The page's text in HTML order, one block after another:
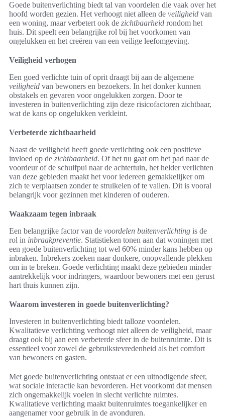
Goede buitenverlichting biedt tal van voordelen die vaak over het
hoofd worden gezien. Het verhoogt niet alleen de veiligheid van
een woning, maar verbetert ook de zichtbaarheid rondom het
huis. Dit speelt een belangrijke rol bij het voorkomen van
ongelukken en het creëren van een veilige leefomgeving.
Veiligheid verhogen
Een goed verlichte tuin of oprit draagt bij aan de algemene
veiligheid van bewoners en bezoekers. In het donker kunnen
obstakels en gevaren voor ongelukken zorgen. Door te
investeren in buitenverlichting zijn deze risicofactoren zichtbaar,
wat de kans op ongelukken verkleint.
Verbeterde zichtbaarheid
Naast de veiligheid heeft goede verlichting ook een positieve
invloed op de zichtbaarheid. Of het nu gaat om het pad naar de
voordeur of de schuifpui naar de achtertuin, het helder verlichten
van deze gebieden maakt het voor iedereen gemakkelijker om
zich te verplaatsen zonder te struikelen of te vallen. Dit is vooral
belangrijk voor gezinnen met kinderen of ouderen.
Waakzaam tegen inbraak
Een belangrijke factor van de voordelen buitenverlichting is de
rol in inbraakpreventie. Statistieken tonen aan dat woningen met
een goede buitenverlichting tot wel 60% minder kans hebben op
inbraken. Inbrekers zoeken naar donkere, onopvallende plekken
om in te breken. Goede verlichting maakt deze gebieden minder
aantrekkelijk voor indringers, waardoor bewoners met een gerust
hart thuis kunnen zijn.
Waarom investeren in goede buitenverlichting?
Investeren in buitenverlichting biedt talloze voordelen.
Kwalitatieve verlichting verhoogt niet alleen de veiligheid, maar
draagt ook bij aan een verbeterde sfeer in de buitenruimte. Dit is
essentieel voor zowel de gebruikstevredenheid als het comfort
van bewoners en gasten.
Met goede buitenverlichting ontstaat er een uitnodigende sfeer,
wat sociale interactie kan bevorderen. Het voorkomt dat mensen
zich ongemakkelijk voelen in slecht verlichte ruimtes.
Kwalitatieve verlichting maakt buitenruimtes toegankelijker en
aangenamer voor gebruik in de avonduren.